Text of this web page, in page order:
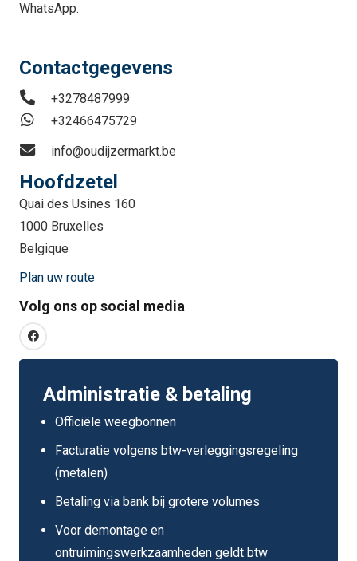
WhatsApp.
Contactgegevens
+3278487999
+32466475729
info@oudijzermarkt.be
Hoofdzetel
Quai des Usines 160
1000 Bruxelles
Belgique
Plan uw route
Volg ons op social media
Administratie & betaling
Officiële weegbonnen
Facturatie volgens btw-verleggingsregeling
(metalen)
Betaling via bank bij grotere volumes
Voor demontage en
ontruimingswerkzaamheden geldt btw